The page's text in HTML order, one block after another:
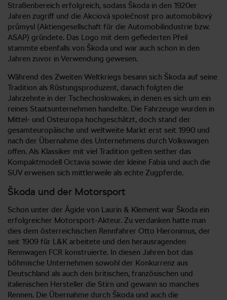
Straßenbereich erfolgreich, sodass Škoda in den 1920er
Jahren zugriff und die Akciová společnost pro automobilový
průmysl (Aktiengesellschaft für die Automobilindustrie bzw.
ASAP) gründete. Das Logo mit dem gefiederten Pfeil
stammte ebenfalls von Škoda und war auch schon in den
Jahren zuvor in Verwendung gewesen.
Während des Zweiten Weltkriegs besann sich Škoda auf seine
Tradition als Rüstungsproduzent, danach folgten die
Jahrzehnte in der Tschechoslowakei, in denen es sich um ein
reines Staatsunternehmen handelte. Die Fahrzeuge wurden in
Mittel- und Osteuropa hochgeschätzt, doch stand der
gesamteuropäische und weltweite Markt erst seit 1990 und
nach der Übernahme des Unternehmens durch Volkswagen
offen. Als Klassiker mit viel Tradition gelten seither das
Kompaktmodell Octavia sowie der kleine Fabia und auch die
SUV erweisen sich mittlerweile als echte Zugpferde.
Škoda und der Motorsport
Schon unter der Ägide von Laurin & Klement war Škoda ein
erfolgreicher Motorsport-Akteur. Zu verdanken hatte man
dies dem österreichischen Rennfahrer Otto Hieronimus, der
seit 1909 für L&K arbeitete und den herausragenden
Rennwagen FCR konstruierte. In diesen Jahren bot das
böhmische Unternehmen sowohl der Konkurrenz aus
Deutschland als auch den britischen, französischen und
italienischen Hersteller die Stirn und gewann so manches
Rennen. Die Übernahme durch Škoda und auch die